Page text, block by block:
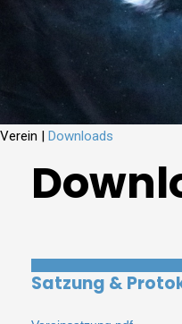
Satzung &
Verein | Downloads